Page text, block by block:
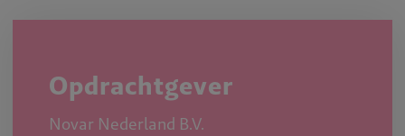
Opdrachtgever
Novar Nederland B.V.